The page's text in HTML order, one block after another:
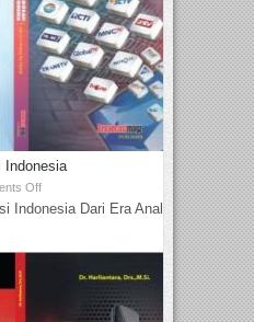
Indonesia
Off
Indonesia Dari Era Analog